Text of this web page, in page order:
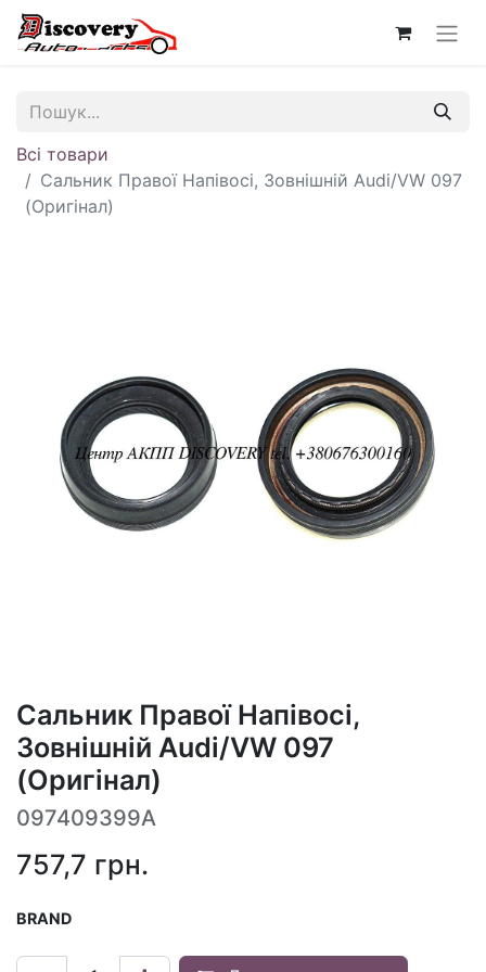
Всі товари
Сальник Правої Напівосі, Зовнішній Audi/VW 097
(Оригінал)
Сальник Правої Напівосі,
Зовнішній Audi/VW 097
(Оригінал)
097409399A
757,7 грн.
BRAND